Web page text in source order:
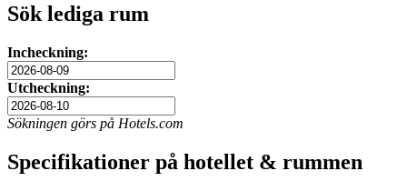
Sök lediga rum
Incheckning:
Utcheckning:
Sökningen görs på Hotels.com
Specifikationer på hotellet & rummen